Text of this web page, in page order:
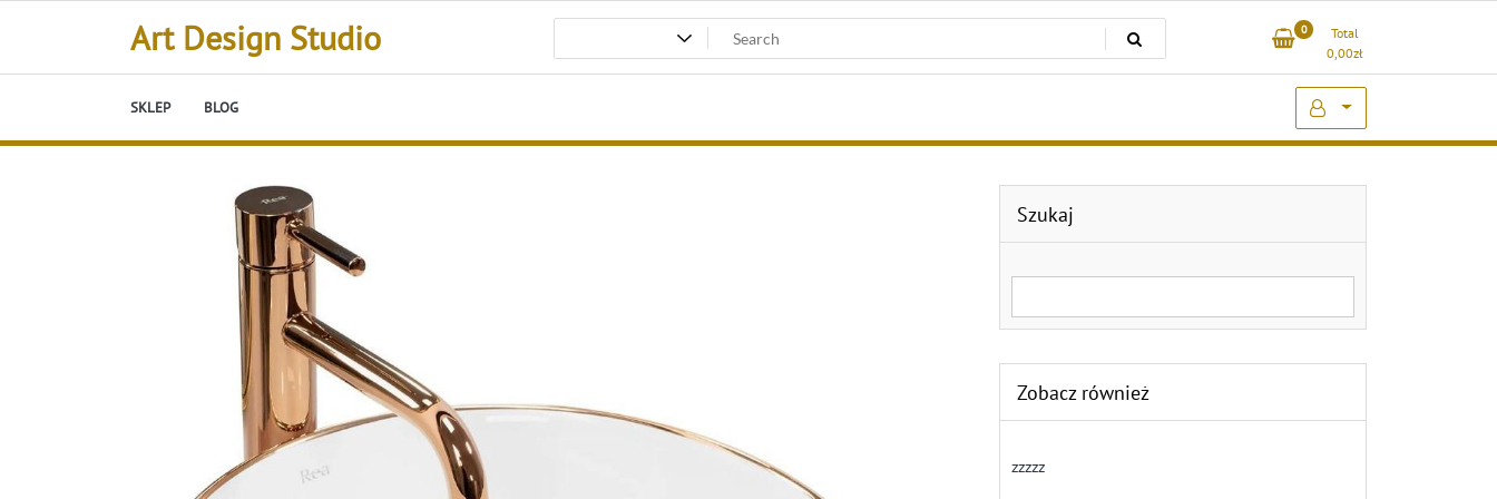
Art Design Studio 0
Total
0,00zł
SKLEP BLOG
Szukaj
Zobacz również
zzzzz